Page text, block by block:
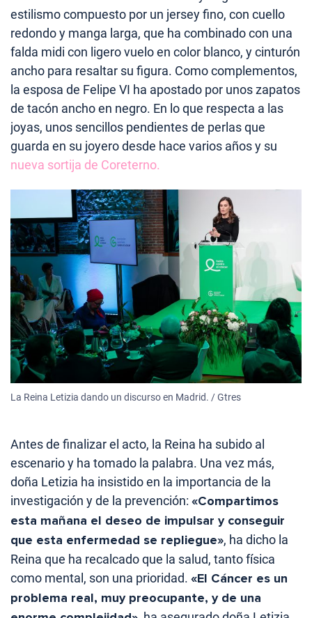
estilismo compuesto por un jersey fino, con cuello
redondo y manga larga, que ha combinado con una
falda midi con ligero vuelo en color blanco, y cinturón
ancho para resaltar su figura. Como complementos,
la esposa de Felipe VI ha apostado por unos zapatos
de tacón ancho en negro. En lo que respecta a las
joyas, unos sencillos pendientes de perlas que
guarda en su joyero desde hace varios años y su
nueva sortija de Coreterno.
La Reina Letizia dando un discurso en Madrid. / Gtres
Antes de finalizar el acto, la Reina ha subido al
escenario y ha tomado la palabra. Una vez más,
doña Letizia ha insistido en la importancia de la
investigación y de la prevención: «Compartimos
esta mañana el deseo de impulsar y conseguir
que esta enfermedad se repliegue», ha dicho la
Reina que ha recalcado que la salud, tanto física
como mental, son una prioridad. «El Cáncer es un
problema real, muy preocupante, y de una